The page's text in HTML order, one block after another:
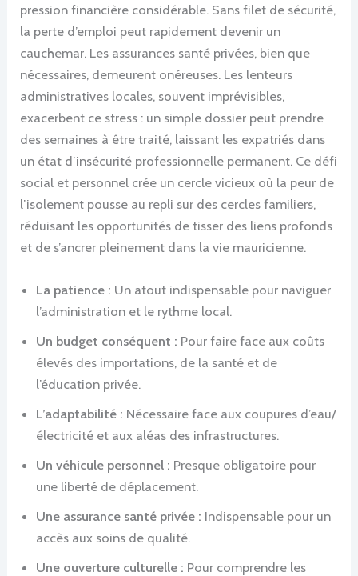
pression financière considérable. Sans filet de sécurité,
la perte d’emploi peut rapidement devenir un
cauchemar. Les assurances santé privées, bien que
nécessaires, demeurent onéreuses. Les lenteurs
administratives locales, souvent imprévisibles,
exacerbent ce stress : un simple dossier peut prendre
des semaines à être traité, laissant les expatriés dans
un état d’insécurité professionnelle permanent. Ce défi
social et personnel crée un cercle vicieux où la peur de
l’isolement pousse au repli sur des cercles familiers,
réduisant les opportunités de tisser des liens profonds
et de s’ancrer pleinement dans la vie mauricienne.
La patience : Un atout indispensable pour naviguer
l’administration et le rythme local.
Un budget conséquent : Pour faire face aux coûts
élevés des importations, de la santé et de
l’éducation privée.
L’adaptabilité : Nécessaire face aux coupures d’eau/
électricité et aux aléas des infrastructures.
Un véhicule personnel : Presque obligatoire pour
une liberté de déplacement.
Une assurance santé privée : Indispensable pour un
accès aux soins de qualité.
Une ouverture culturelle : Pour comprendre les